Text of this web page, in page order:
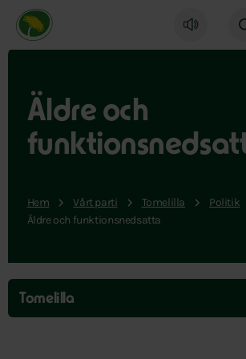
Miljöpartiet de gröna, startsida
Äldre och
Hem Vårt parti Tomelilla
Politik
Äldre och funktionsnedsatta
Hoppa
över
menyn
Tomelilla